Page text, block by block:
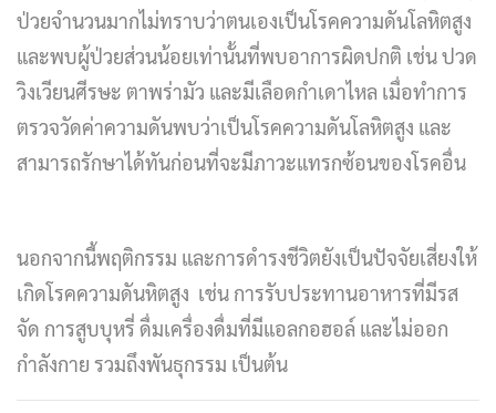
ป่วยจำนวนมากไม่ทราบว่าตนเองเป็นโรคความดันโลหิตสูง
และพบผู้ป่วยส่วนน้อยเท่านั้นที่พบอาการผิดปกติ เช่น ปวด
วิงเวียนศีรษะ ตาพร่ามัว และมีเลือดกำเดาไหล เมื่อทำการ
ตรวจวัดค่าความดันพบว่าเป็นโรคความดันโลหิตสูง และ
สามารถรักษาได้ทันก่อนที่จะมีภาวะแทรกซ้อนของโรคอื่น
นอกจากนี้พฤติกรรม และการดำรงชีวิตยังเป็นปัจจัยเสี่ยงให้
เกิดโรคความดันหิตสูง เช่น การรับประทานอาหารที่มีรส
จัด การสูบบุหรี่ ดื่มเครื่องดื่มที่มีแอลกอฮอล์ และไม่ออก
กำลังกาย รวมถึงพันธุกรรม เป็นต้น